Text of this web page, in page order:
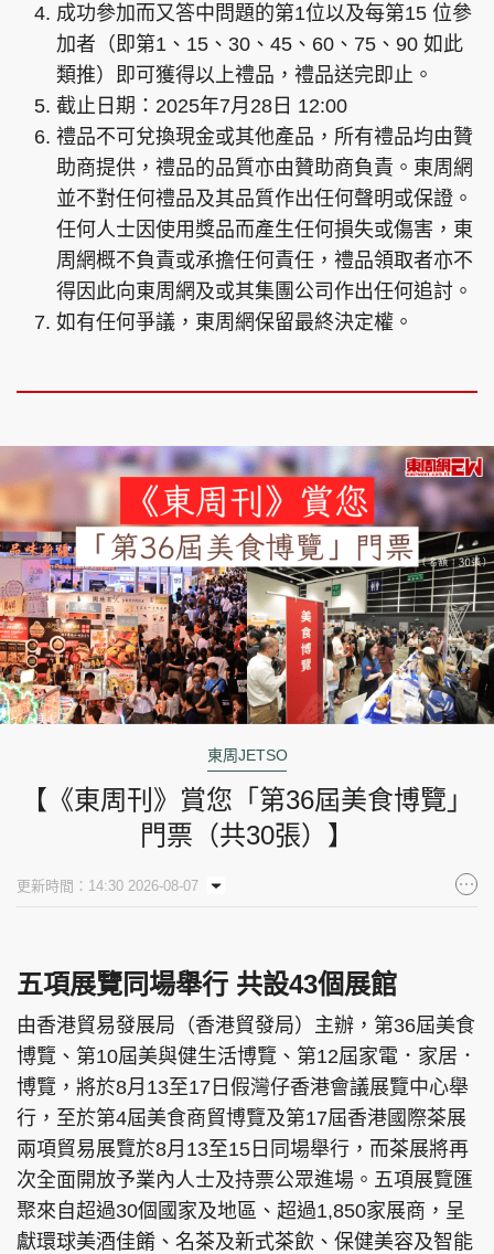
頭條搵工 EDUPLUS
關於我們
聯絡我們
隱私政策聲明
使用條款
版權及免責聲明
Copyright © 東周網 版權所有 . 不得轉載
©Eastweek.com.hk. All rights reserved.
成功參加而又答中問題的第1位以及每第15 位參
加者（即第1、15、30、45、60、75、90 如此
類推）即可獲得以上禮品，禮品送完即止。
截止日期：2025年7月28日 12:00
禮品不可兌換現金或其他產品，所有禮品均由贊
助商提供，禮品的品質亦由贊助商負責。東周網
並不對任何禮品及其品質作出任何聲明或保證。
任何人士因使用獎品而產生任何損失或傷害，東
周網概不負責或承擔任何責任，禮品領取者亦不
得因此向東周網及或其集團公司作出任何追討。
如有任何爭議，東周網保留最終決定權。
東周JETSO
【《東周刊》賞您「第36屆美食博覽」
門票（共30張）】
更新時間：14:30 2026-08-07
五項展覽同場舉行 共設43個展館
由香港貿易發展局（香港貿發局）主辦，第36屆美食
博覽、第10屆美與健生活博覽、第12屆家電．家居．
博覽，將於8月13至17日假灣仔香港會議展覽中心舉
行，至於第4屆美食商貿博覽及第17屆香港國際茶展
兩項貿易展覽於8月13至15日同場舉行，而茶展將再
次全面開放予業內人士及持票公眾進場。五項展覽匯
聚來自超過30個國家及地區、超過1,850家展商，呈
獻環球美酒佳餚、名茶及新式茶飲、保健美容及智能